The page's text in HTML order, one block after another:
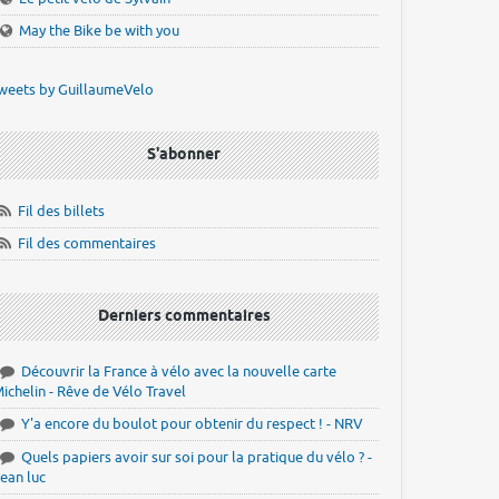
May the Bike be with you
by GuillaumeVelo
S'abonner
Fil des billets
Fil des commentaires
Derniers commentaires
Découvrir la France à vélo avec la nouvelle carte
- Rêve de Vélo Travel
Y'a encore du boulot pour obtenir du respect ! - NRV
Quels papiers avoir sur soi pour la pratique du vélo ? -
luc